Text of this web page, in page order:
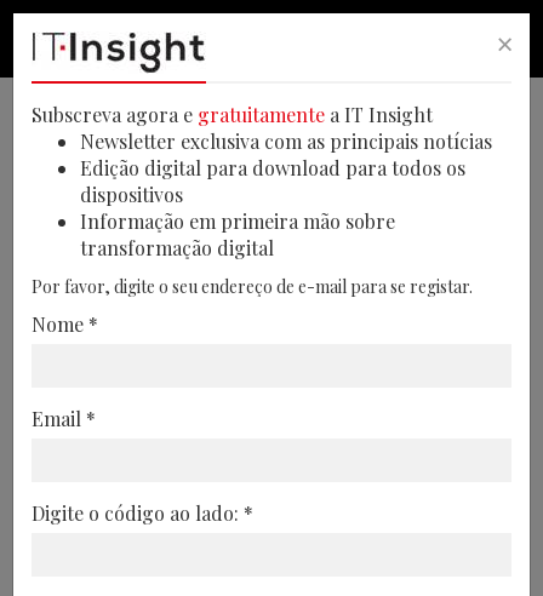
“Inovar não é correr riscos; é
gerir riscos com
responsabilidade”
da IT Insight Talks a sua perspetiva sobre
partilhou como é que a EDP tem vindo a
×
Subscreva agora e gratuitamente a IT Insight
Newsletter exclusiva com as principais notícias
Edição digital para download para todos os
dispositivos
Informação em primeira mão sobre
transformação digital
Por favor, digite o seu endereço de e-mail para se registar.
Nome *
Email *
Digite o código ao lado: *